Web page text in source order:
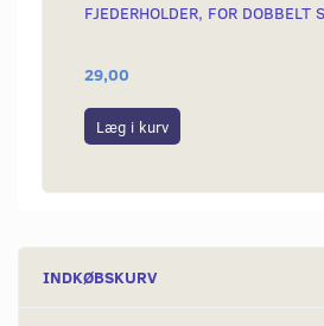
FJEDERHOLDER, FOR DOBBELT
29,00
Læg i kurv
INDKØBSKURV